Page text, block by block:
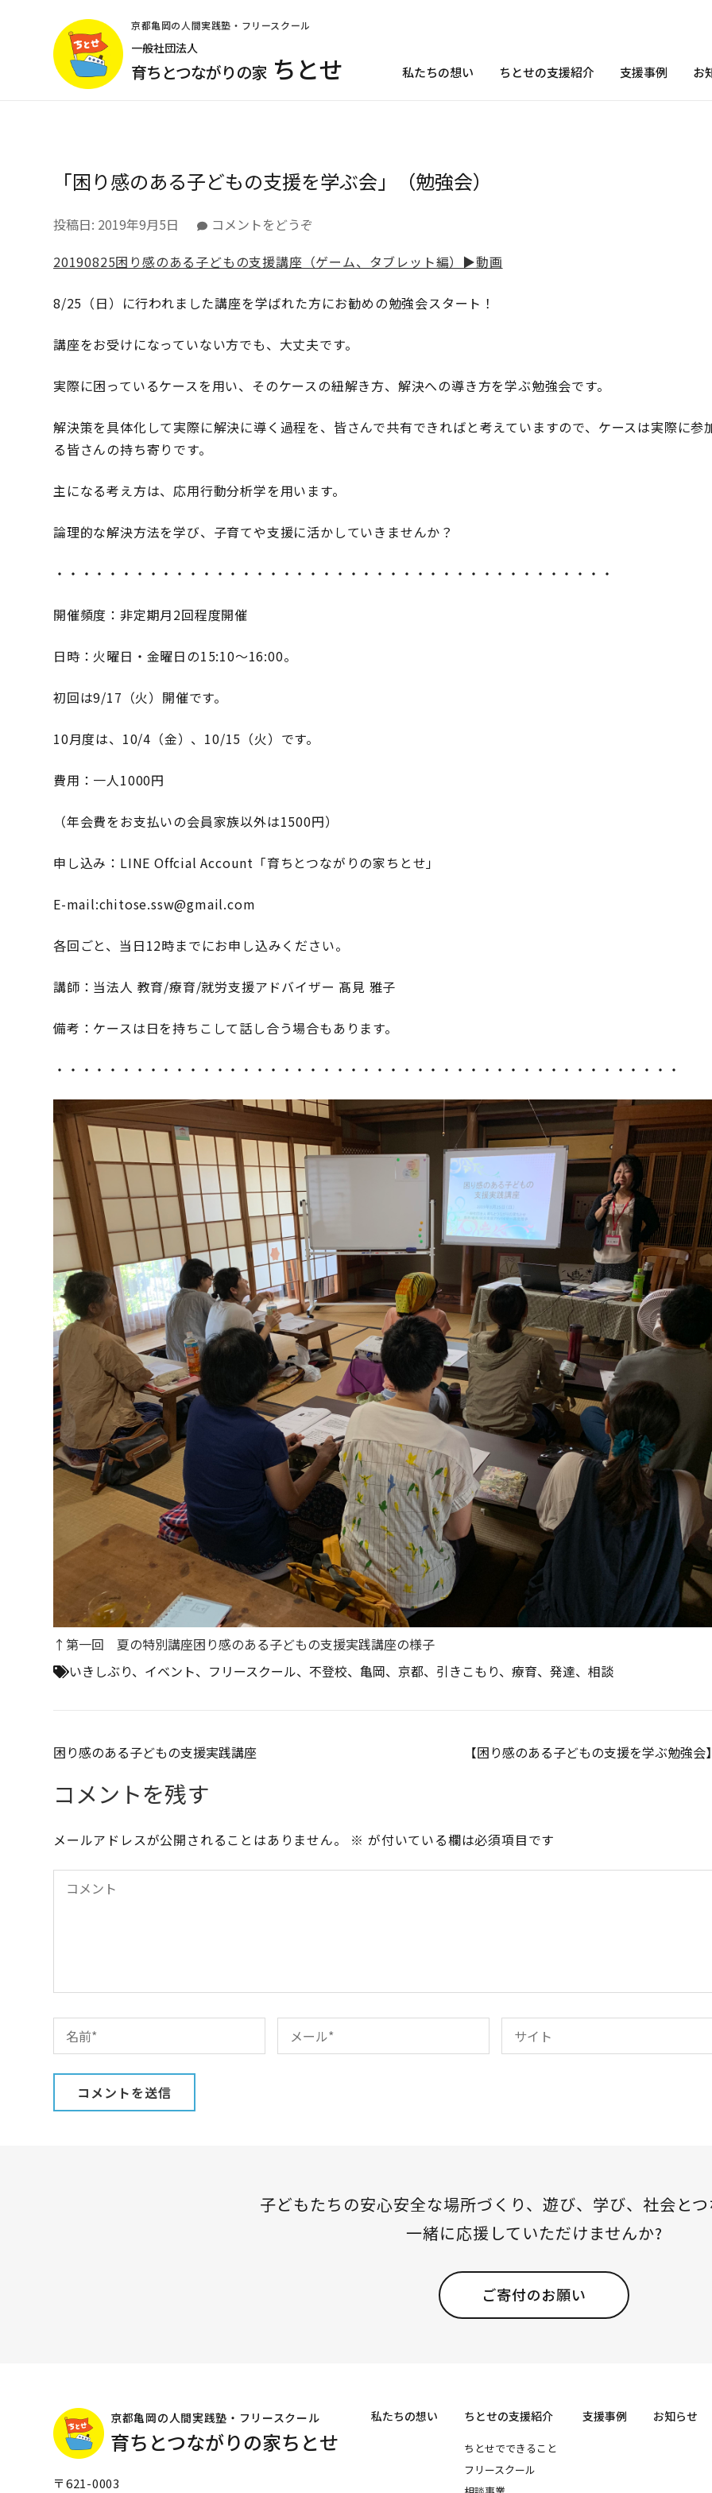
京都亀岡の人間実践塾・フリースクール
一般社団法人
育ちとつながりの家 ちとせ 私たちの想い ちとせの支援紹介 支援事例 お
「困り感のある子どもの支援を学ぶ会」（勉強会）
投稿日: 2019年9月5日 コメントをどうぞ
感
あ
子
ど
の
援
ぶ
（勉
20190825困り感のある子どもの支援講座（ゲーム、タブレット編）▶︎動画
8/25（日）に行われました講座を学ばれた方にお勧めの勉強会スタート！
講座をお受けになっていない方でも、大丈夫です。
実際に困っているケースを用い、そのケースの紐解き方、解決への導き方を学ぶ勉強会です。
解決策を具体化して実際に解決に導く過程を、皆さんで共有できればと考えていますので、ケースは実際に参
る皆さんの持ち寄りです。
主になる考え方は、応用行動分析学を用います。
論理的な解決方法を学び、子育てや支援に活かしていきませんか？
・・・・・・・・・・・・・・・・・・・・・・・・・・・・・・・・・・・・・・・・・・
開催頻度：非定期月2回程度開催
日時：火曜日・金曜日の15:10～16:00。
初回は9/17（火）開催です。
10月度は、10/4（金）、10/15（火）です。
費用：一人1000円
（年会費をお支払いの会員家族以外は1500円）
申し込み：LINE Offcial Account「育ちとつながりの家ちとせ」
E-mail:chitose.ssw@gmail.com
各回ごと、当日12時までにお申し込みください。
講師：当法人 教育/療育/就労支援アドバイザー 髙見 雅子
備考：ケースは日を持ちこして話し合う場合もあります。
・・・・・・・・・・・・・・・・・・・・・・・・・・・・・・・・・・・・・・・・・・・・・・・
↑第一回 夏の特別講座困り感のある子どもの支援実践講座の様子
いきしぶり、 イベント、 フリースクール、 不登校、 亀岡、 京都、 引きこもり、 療育、 発達、 相談
投
稿
ナ
ビ
ゲ
ー
困り感のある子どもの支援実践講座 【困り感のある子どもの支援を学ぶ勉強会
コメントを残す
メールアドレスが公開されることはありません。 ※ が付いている欄は必須項目です
子どもたちの安心安全な場所づくり、 遊び、学び、社会と
一緒に応援していただけませんか?
ご寄付のお願い
京都亀岡の人間実践塾・フリースクール
育ちとつながりの家ちとせ
〒621-0003
私たちの想い ちとせの支援紹介
ちとせでできること
フリースクール
支援事例 お知らせ